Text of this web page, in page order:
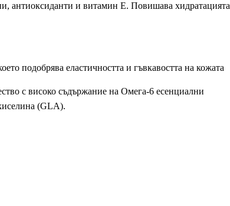
антиоксиданти и витамин Е. Повишава хидратацията
подобрява еластичността и гъвкавостта на кожата
с високо съдържание на Омега-6 есенциални
(GLA).